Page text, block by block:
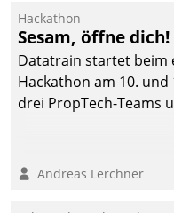
Die monatlichen
Mitteilungen zum
Heizungs- und
Wasserverbrauch
automatisiert,
und auf Wunsch über
Kommunikationswege
Hackathon
Sesam, öffne dich!
Datatrain startet beim
Hackathon am 10.
drei PropTech-Teams
Andreas Lerchner